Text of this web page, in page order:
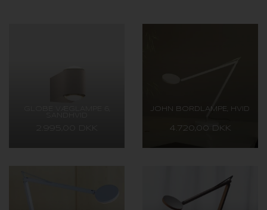
JOHN BORDLAMPE, HVID
4.720,00 DKK